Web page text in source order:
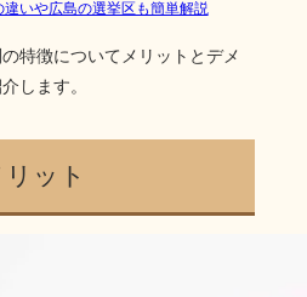
いや広島の選挙区も簡単解説
特徴についてメリットとデメ
します。
ット